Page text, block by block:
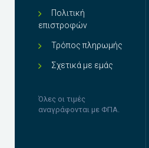
Πολιτική
επιστροφών
Τρόπος πληρωμής
Σχετικά με εμάς
Όλες οι τιμές
αναγράφονται με ΦΠΑ.